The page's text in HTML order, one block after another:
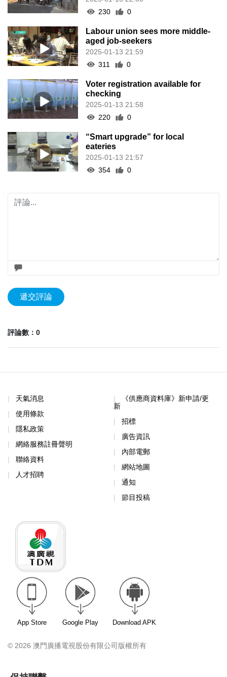
230
0
Labour union sees more middle-
aged job-seekers
2025-01-13 21:59
311
0
Voter registration available for
checking
2025-01-13 21:58
220
0
“Smart upgrade” for local
eateries
2025-01-13 21:57
354
0
遞交評論
評論數：0
天氣消息
使用條款
隱私政策
網絡服務註冊聲明
聯絡資料
人才招聘
《供應商資料庫》新申請/更
新
招標
廣告資訊
內部電郵
網站地圖
通知
節目投稿
App Store Google Play Download APK
© 2026 澳門廣播電視股份有限公司版權所有